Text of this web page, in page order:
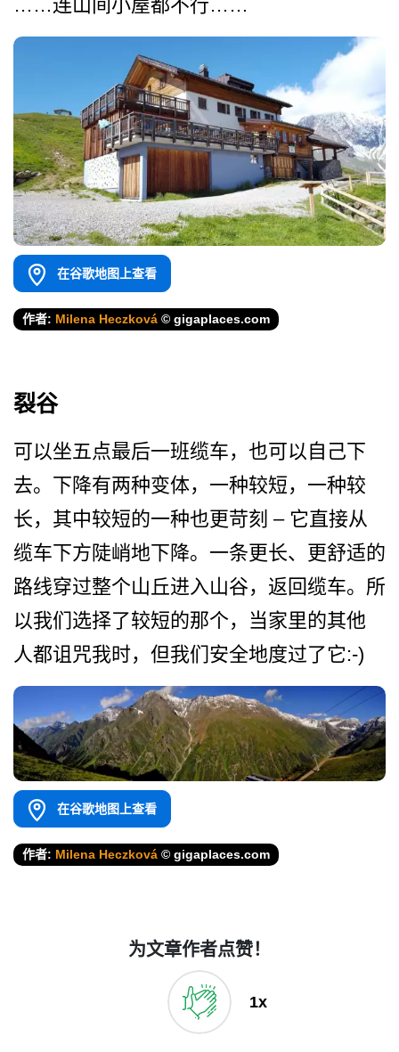
……连山间小屋都不行……
在谷歌地图上查看
作者: Milena Heczková © gigaplaces.com
裂谷
可以坐五点最后一班缆车，也­可以自己下
去。下降有两种变体，一种较短，一种较
长­，其中较短的一种也更苛刻 – 它直接从
缆车下方陡峭地下降­。一条更长、更舒适的
路线穿过整个山丘进入山谷，返­回缆车。所
以我们选择了较短的那个，当家里的其他
人­都诅咒我时，但我们安全地度过了它:-)
在谷歌地图上查看
作者: Milena Heczková © gigaplaces.com
为文章作者点赞！
1x